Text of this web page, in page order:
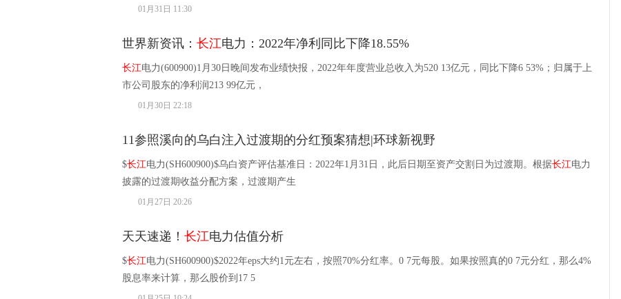
01月31日 11:30
世界新资讯： 长江电力：2022年净利同比下降18.55%
长江电力(600900)1月30日晚间发布业绩快报，2022年年度营业总收入为520 13亿元，同比下降6 53%；归属于上
市公司股东的净利润213 99亿元，
01月30日 22:18
11参照溪向的乌白注入过渡期的分红预案猜想|环球新视野
$长江电力(SH600900)$乌白资产评估基准日：2022年1月31日，此后日期至资产交割日为过渡期。根据长江电力
披露的过渡期收益分配方案，过渡期产生
01月27日 20:26
天天速递！ 长江电力估值分析
$长江电力(SH600900)$2022年eps大约1元左右，按照70%分红率。0 7元每股。如果按照真的0 7元分红，那么4%
股息率来计算，那么股价到17 5